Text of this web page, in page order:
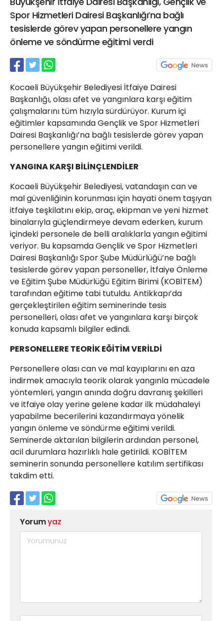
Spor Hizmetleri Dairesi Başkanlığı’na bağlı
tesislerde görev yapan personellere yangın
önleme ve söndürme eğitimi verdi
Kocaeli Büyükşehir Belediyesi İtfaiye Dairesi
Başkanlığı, olası afet ve yangınlara karşı eğitim
çalışmalarını tüm hızıyla sürdürüyor. Kurum içi
eğitimler kapsamında Gençlik ve Spor Hizmetleri
Dairesi Başkanlığı’na bağlı tesislerde görev yapan
personellere yangın eğitimi verildi.
YANGINA KARŞI BİLİNÇLENDİLER
Kocaeli Büyükşehir Belediyesi, vatandaşın can ve
mal güvenliğinin korunması için hayati önem taşıyan
itfaiye teşkilatını ekip, araç, ekipman ve yeni hizmet
binalarıyla güçlendirmeye devam ederken, kurum
içindeki personele de belli aralıklarla yangın eğitimi
veriyor. Bu kapsamda Gençlik ve Spor Hizmetleri
Dairesi Başkanlığı Spor Şube Müdürlüğü’ne bağlı
tesislerde görev yapan personeller, İtfaiye Önleme
ve Eğitim Şube Müdürlüğü Eğitim Birimi (KOBİTEM)
tarafından eğitime tabi tutuldu. Antikkapı’da
gerçekleştirilen eğitim seminerinde tesis
personelleri, olası afet ve yangınlara karşı birçok
konuda kapsamlı bilgiler edindi.
PERSONELLERE TEORİK EĞİTİM VERİLDİ
Personellere olası can ve mal kayıplarını en aza
indirmek amacıyla teorik olarak yangınla mücadele
yöntemleri, yangın anında doğru davranış şekilleri
ve itfaiye olay yerine gelene kadar ilk müdahaleyi
yapabilme becerilerini kazandırmaya yönelik
yangın önleme ve söndürme eğitimi verildi.
Seminerde aktarılan bilgilerin ardından personel,
acil durumlara hazırlıklı hale getirildi. KOBİTEM
seminerin sonunda personellere katılım sertifikası
takdim etti.
Yorumyaz
21 Gölcük
02624132333
haber@golcukpostasi.com